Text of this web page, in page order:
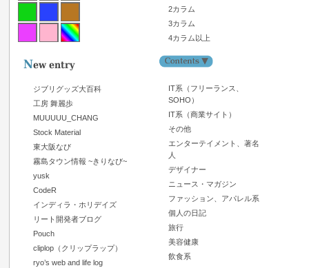
ジブリグッズ大百科
工房 舞麗歩
MUUUUU_CHANG
Stock Material
東大阪なび
霧島タウン情報 ~きりなび~
yusk
CodeR
インディラ・ホリデイズ
リート開発者ブログ
Pouch
cliplop（クリップラップ）
ryo’s web and life log
2カラム
3カラム
4カラム以上
IT系（フリーランス、
SOHO）
IT系（商業サイト）
その他
エンターテイメント、著名
人
デザイナー
ニュース・マガジン
ファッション、アパレル系
個人の日記
旅行
美容健康
飲食系